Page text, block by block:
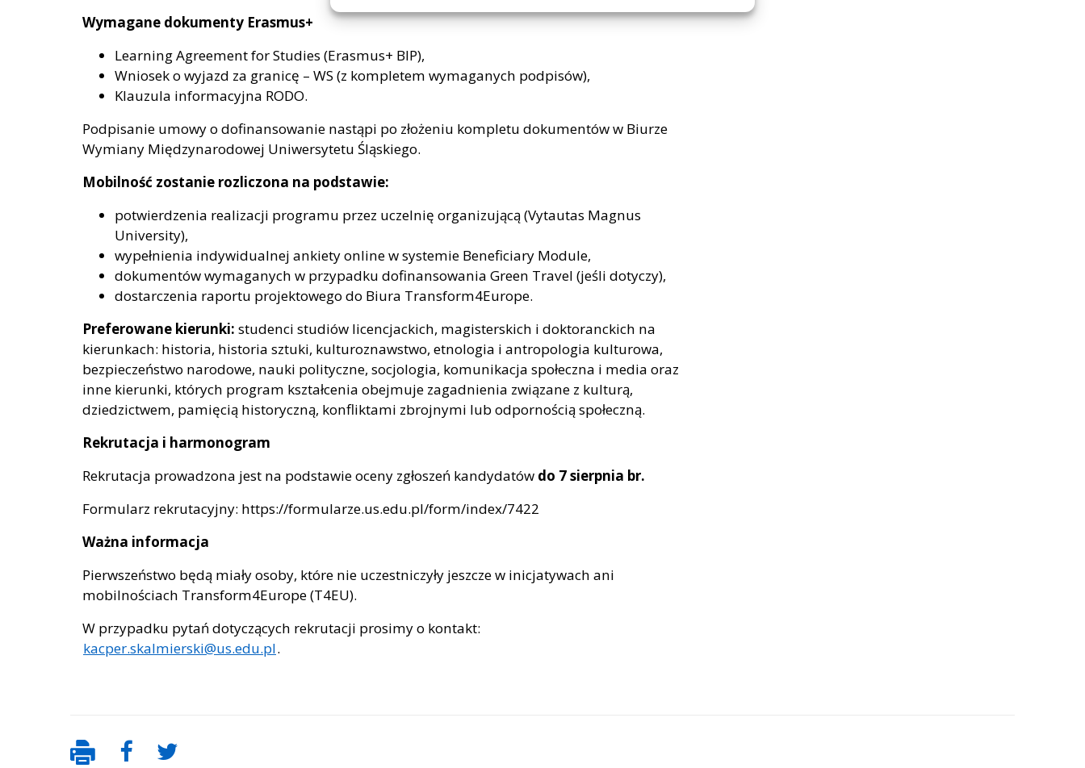
Wymagane dokumenty Erasmus+
Learning Agreement for Studies (Erasmus+ BIP),
Wniosek o wyjazd za granicę – WS (z kompletem wymaganych podpisów),
Klauzula informacyjna RODO.
Podpisanie umowy o dofinansowanie nastąpi po złożeniu kompletu dokumentów w Biurze
Wymiany Międzynarodowej Uniwersytetu Śląskiego.
Mobilność zostanie rozliczona na podstawie:
potwierdzenia realizacji programu przez uczelnię organizującą (Vytautas Magnus
University),
wypełnienia indywidualnej ankiety online w systemie Beneficiary Module,
dokumentów wymaganych w przypadku dofinansowania Green Travel (jeśli dotyczy),
dostarczenia raportu projektowego do Biura Transform4Europe.
Preferowane kierunki: studenci studiów licencjackich, magisterskich i doktoranckich na
kierunkach: historia, historia sztuki, kulturoznawstwo, etnologia i antropologia kulturowa,
bezpieczeństwo narodowe, nauki polityczne, socjologia, komunikacja społeczna i media oraz
inne kierunki, których program kształcenia obejmuje zagadnienia związane z kulturą,
dziedzictwem, pamięcią historyczną, konfliktami zbrojnymi lub odpornością społeczną.
Rekrutacja i harmonogram
Rekrutacja prowadzona jest na podstawie oceny zgłoszeń kandydatów do 7 sierpnia br.
Formularz rekrutacyjny: https://formularze.us.edu.pl/form/index/7422
Ważna informacja
Pierwszeństwo będą miały osoby, które nie uczestniczyły jeszcze w inicjatywach ani
mobilnościach Transform4Europe (T4EU).
W przypadku pytań dotyczących rekrutacji prosimy o kontakt:
kacper.skalmierski@us.edu.pl.